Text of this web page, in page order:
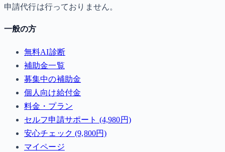
申請代行は行っておりません。
一般の方
無料AI診断
補助金一覧
募集中の補助金
個人向け給付金
料金・プラン
セルフ申請サポート (4,980円)
安心チェック (9,800円)
マイページ